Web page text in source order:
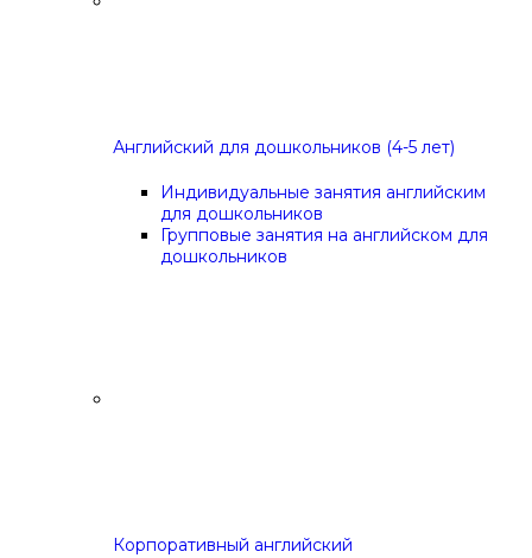
Английский для дошкольников (4-5 лет)
Индивидуальные занятия английским
для дошкольников
Групповые занятия на английском для
дошкольников
Корпоративный английский